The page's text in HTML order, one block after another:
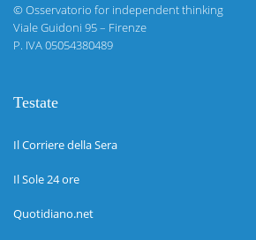
©Osservatorio for independent thinking
Viale Guidoni 95 – Firenze
P. IVA 05054380489
Testate
Il Corriere della Sera
Il Sole 24 ore
Quotidiano.net